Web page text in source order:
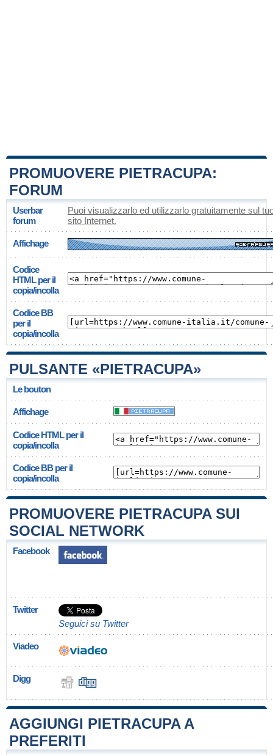
PROMUOVERE PIETRACUPA:
FORUM
Userbar
forum
Puoi visualizzarlo ed utilizzarlo gratuitamente sul
sito Internet.
Affichage
Codice
HTML per il
copia/incolla
Codice BB
per il
copia/incolla
PULSANTE «PIETRACUPA»
Le bouton
Affichage
Codice HTML per il
copia/incolla
Codice BB per il
copia/incolla
PROMUOVERE PIETRACUPA SUI
SOCIAL NETWORK
Facebook
Twitter
Seguici su Twitter
Viadeo
Digg
AGGIUNGI PIETRACUPA A
PREFERITI